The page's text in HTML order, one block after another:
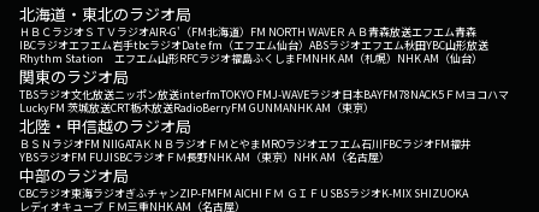
北海道・東北のラジオ局
ＨＢＣラジオＳＴＶラジオAIR-G'（FM北海道） FM NORTH WAVEＲＡＢ青森放送エフエム青森
IBCラジオエフエム岩手tbcラジオDate fm（エフエム仙台） ABSラジオエフエム秋田YBC山形放送
Rhythm Station エフエム山形RFCラジオ福島ふくしまFMNHK AM（札幌） NHK AM（仙台）
関東のラジオ局
TBSラジオ文化放送ニッポン放送interfmTOKYO FMJ-WAVEラジオ日本BAYFM78NACK5 ＦＭヨコハマ
LuckyFM 茨城放送CRT栃木放送RadioBerryFM GUNMANHK AM（東京）
北陸・甲信越のラジオ局
ＢＳＮラジオFM NIIGATAＫＮＢラジオ ＦＭとやまMROラジオエフエム石川FBCラジオFM福井
YBSラジオFM FUJISBCラジオ ＦＭ長野NHK AM（東京） NHK AM（名古屋）
中部のラジオ局
CBCラジオ東海ラジオぎふチャンZIP-FMFM AICHI ＦＭ ＧＩＦＵ SBSラジオK-MIX SHIZUOKA
レディオキューブ ＦＭ三重NHK AM（名古屋）